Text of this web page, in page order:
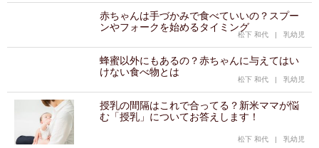
赤ちゃんは手づかみで食べていいの？スプー
ンやフォークを始めるタイミング
松下 和代 | 乳幼児
蜂蜜以外にもあるの？赤ちゃんに与えてはい
けない食べ物とは
松下 和代 | 乳幼児
授乳の間隔はこれで合ってる？新米ママが悩
む「授乳」についてお答えします！
松下 和代 | 乳幼児